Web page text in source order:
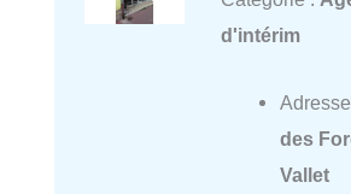
d'intérim
des
Vallet